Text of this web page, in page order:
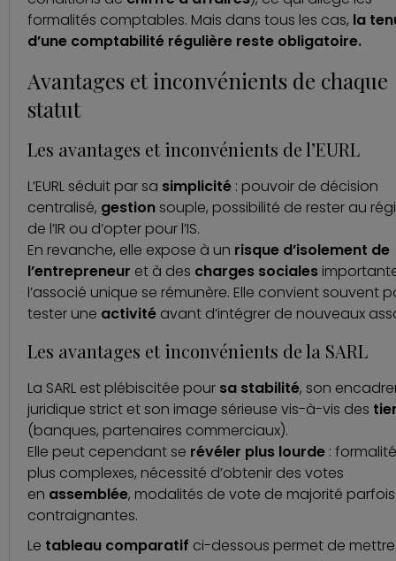
formalités comptables. Mais dans tous les cas, la
d’une comptabilité régulière reste obligatoire.
Avantages et inconvénients de chaque
statut
Les avantages et inconvénients de l’EURL
L’EURL séduit par sa simplicité : pouvoir de décision
centralisé, gestion souple, possibilité de rester au
de l’IR ou d’opter pour l’IS.
En revanche, elle expose à un risque d’isolement de
l’entrepreneur et à des charges sociales
l’associé unique se rémunère. Elle convient souvent
tester une activité avant d’intégrer de nouveaux
Les avantages et inconvénients de la SARL
La SARL est plébiscitée pour sa stabilité, son
juridique strict et son image sérieuse vis-à-vis des
(banques, partenaires commerciaux).
Elle peut cependant se révéler plus lourde :
plus complexes, nécessité d’obtenir des votes
en assemblée, modalités de vote de majorité parfois
contraignantes.
Le tableau comparatif ci-dessous permet de